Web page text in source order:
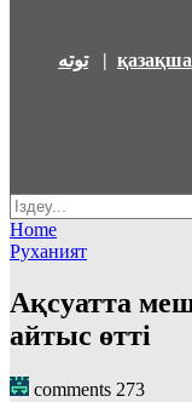
توتە| қазақша
Home
Руханият
Ақсуатта
айтыс өтті
comments 273